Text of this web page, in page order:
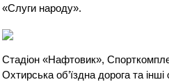
«Слуги народу».
Стадіон «Нафтовик»,
Охтирська об’їздна дорога та інші